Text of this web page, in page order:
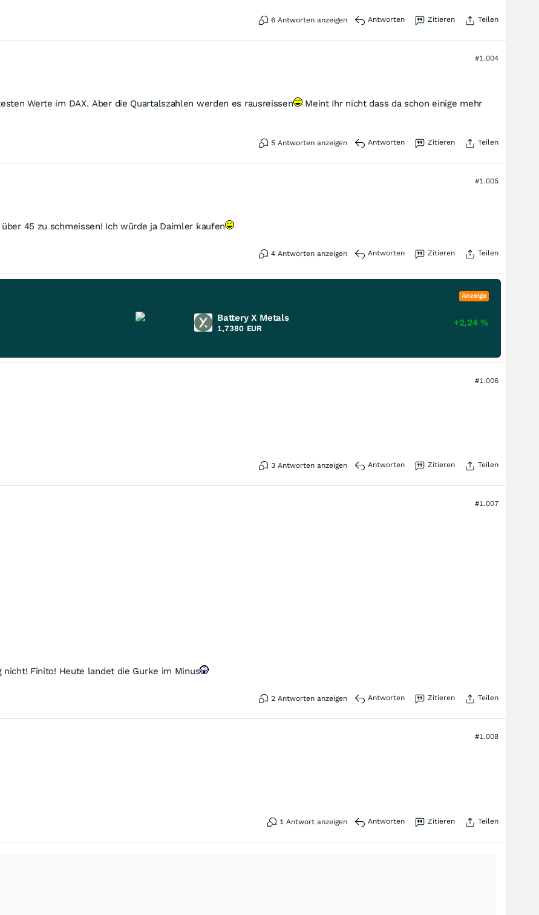
6 Antworten anzeigen Antworten Zitieren Teilen
#1.004
Werte im DAX. Aber die Quartalszahlen werden es rausreissen
Meint Ihr nicht dass da schon einige mehr
5 Antworten anzeigen Antworten Zitieren Teilen
#1.005
45 zu schmeissen! Ich würde ja Daimler kaufen
4 Antworten anzeigen Antworten Zitieren Teilen
Anzeige
Battery X Metals
1,7380 EUR
+2,24%
#1.006
3 Antworten anzeigen Antworten Zitieren Teilen
#1.007
Finito! Heute landet die Gurke im Minus
2 Antworten anzeigen Antworten Zitieren Teilen
#1.008
1 Antwort anzeigen Antworten Zitieren Teilen